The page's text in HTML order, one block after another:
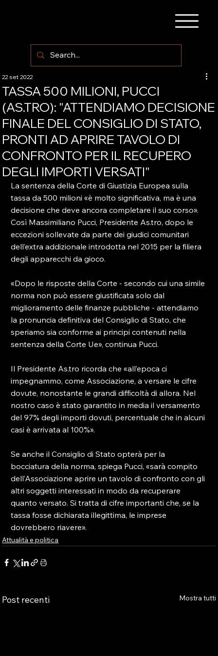
TASSA 500 MILIONI, PUCCI
(AS.TRO): "ATTENDIAMO DECISIONE
FINALE DEL CONSIGLIO DI STATO,
PRONTI AD APRIRE TAVOLO DI
CONFRONTO PER IL RECUPERO
DEGLI IMPORTI VERSATI"
22 set 2022
La sentenza della Corte di Giustizia Europea sulla
tassa da 500 milioni «è molto significativa, ma è una
decisione che deve ancora completare il suo corso».
Così Massimiliano Pucci, Presidente As.tro, dopo le
eccezioni sollevate da parte dei giudici comunitari
dell’extra addizionale introdotta nel 2015 per la filiera
degli apparecchi da gioco.
«Dopo le risposte della Corte - secondo cui una simile
norma non può essere giustificata solo dal
miglioramento delle finanze pubbliche - attendiamo
la pronuncia definitiva del Consiglio di Stato, che
speriamo sia conforme ai principi contenuti nella
sentenza della Corte Ue», continua Pucci.
Il Presidente As.tro ricorda che «all’epoca ci
impegnammo, come Associazione, a versare le cifre
dovute, nonostante le grandi difficoltà di allora. Nel
nostro caso è stato garantito in media il versamento
del 97% degli importi dovuti, percentuale che in alcuni
casi è arrivata al 100%».
Se anche il Consiglio di Stato opterà per la
bocciatura della norma, spiega Pucci, «sarà compito
dell’Associazione aprire un tavolo di confronto con gli
altri soggetti interessati in modo da recuperare
quanto versato. Si tratta di cifre importanti che, se la
tassa fosse dichiarata illegittima, le imprese
dovrebbero riavere».
Attualità e politica
Post recenti Mostra tutti